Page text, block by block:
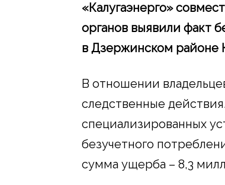
«Калугаэнерго»
органов выявили факт
в Дзержинском районе
В отношении
следственные
специализированных
безучетного
сумма ущерба – 8,3